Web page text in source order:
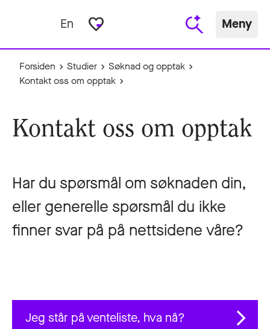
En favorite_border Meny
Forsiden Studier
Søknad og opptak
Kontakt oss om opptak
Kontakt oss om opptak
Har du spørsmål om søknaden din,
eller generelle spørsmål du ikke
finner svar på på nettsidene våre?
Jeg står på venteliste, hva nå?